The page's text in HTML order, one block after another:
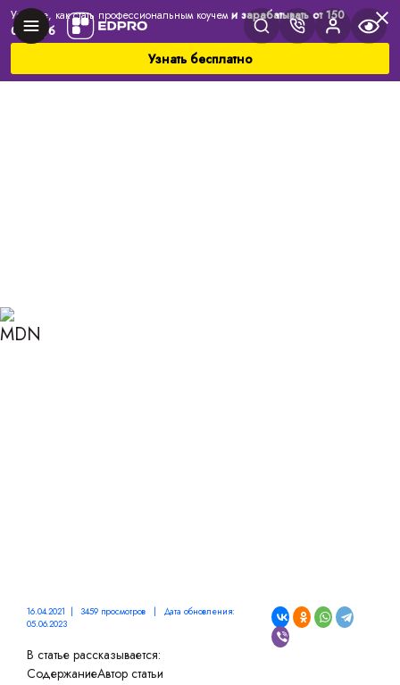
Узнайте, как стать профессиональным коучеми зарабатывать от 150
000 руб
Узнать бесплатно
16.04.2021 | 3459 просмотров | Дата обновления:
05.06.2023
В статье рассказывается:
СодержаниеАвтор статьи